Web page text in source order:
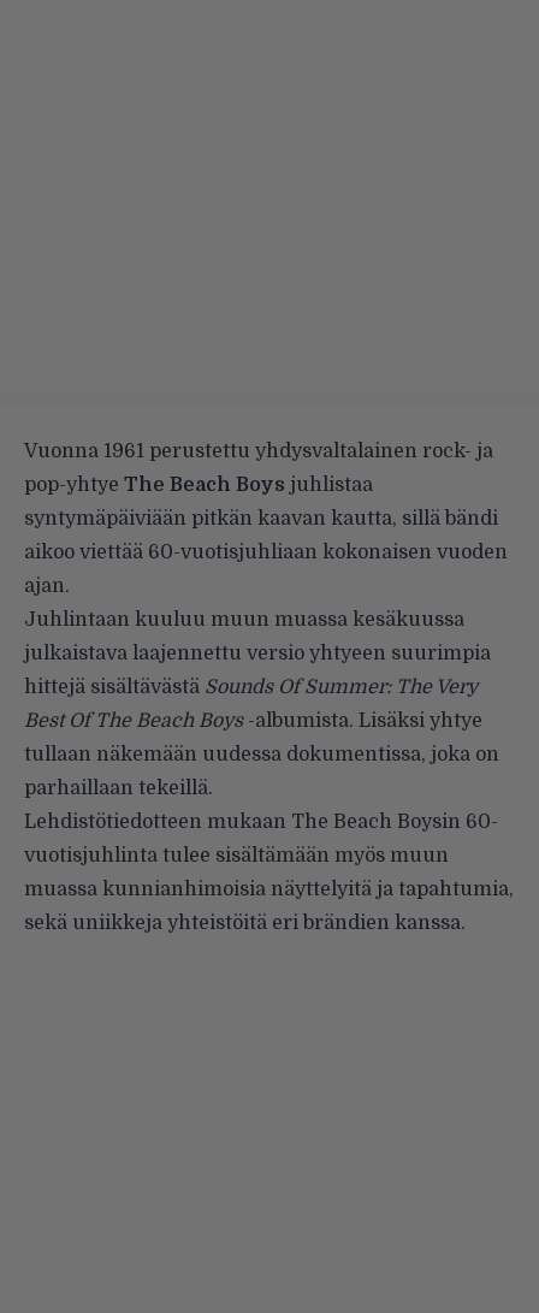
Vuonna 1961 perustettu yhdysvaltalainen rock- ja
pop-yhtye The Beach Boys juhlistaa
syntymäpäiviään pitkän kaavan kautta, sillä bändi
aikoo viettää 60-vuotisjuhliaan kokonaisen vuoden
ajan.
Juhlintaan kuuluu muun muassa kesäkuussa
julkaistava laajennettu versio yhtyeen suurimpia
hittejä sisältävästä Sounds Of Summer: The Very
Best Of The Beach Boys -albumista. Lisäksi yhtye
tullaan näkemään uudessa dokumentissa, joka on
parhaillaan tekeillä.
Lehdistötiedotteen mukaan The Beach Boysin 60-
vuotisjuhlinta tulee sisältämään myös muun
muassa kunnianhimoisia näyttelyitä ja tapahtumia,
sekä uniikkeja yhteistöitä eri brändien kanssa.